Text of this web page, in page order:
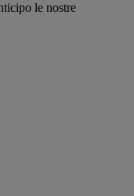
le nostre